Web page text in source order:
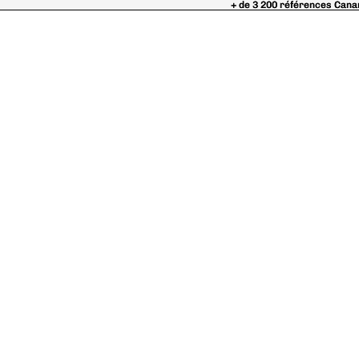
+ de 3 200 références
+ de 3 200 références